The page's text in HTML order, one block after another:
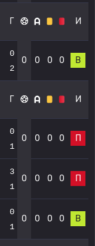
Г И
0
2
0 0 0 0 В
Г И
0
1
0 0 0 0 П
3
1
0 0 0 0 П
0
1
0 0 0 0 В